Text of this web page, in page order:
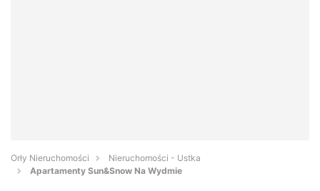
Orły Nieruchomości
Nieruchomości - Ustka
Apartamenty Sun&Snow Na Wydmie